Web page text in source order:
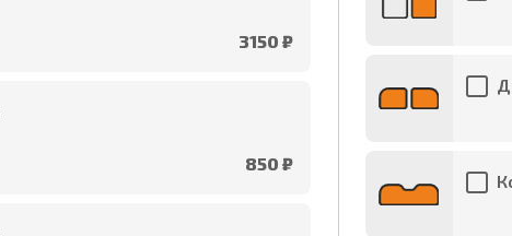
3150 ₽
850 ₽